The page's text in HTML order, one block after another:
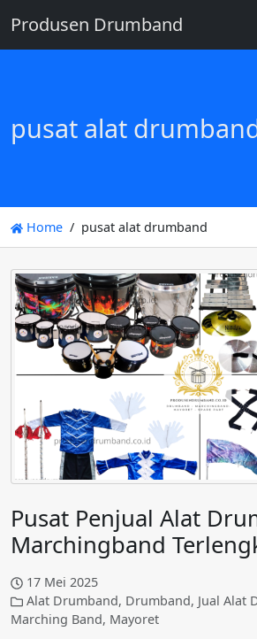
Produsen Drumband
pusat alat
Home pusat alat drumband
Pusat Penjual Alat
Marchingband
17 Mei 2025
Alat Drumband, Drumband, Jual Alat
Marching Band, Mayoret